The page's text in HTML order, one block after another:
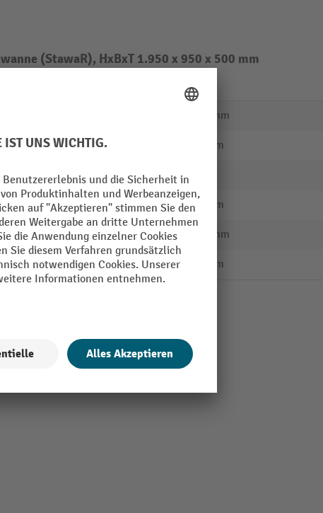
(StawaR), HxBxT 1.950 x 950 x 500 mm
1935 mm
Gesamttiefe 500 mm
Hängeregister Anzahl 0
Innenmaß Breite 945 mm
Innenmaß Höhe 1845 mm
Innenmaß Tiefe 460 mm